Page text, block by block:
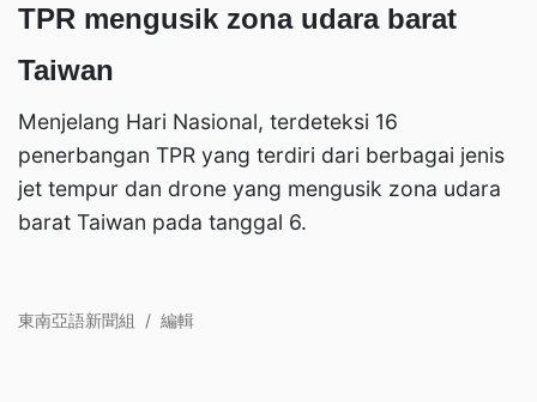
TPR mengusik zona udara barat
Taiwan
Menjelang Hari Nasional, terdeteksi 16
penerbangan TPR yang terdiri dari berbagai jenis
jet tempur dan drone yang mengusik zona udara
barat Taiwan pada tanggal 6.
東南亞語新聞組 / 編輯